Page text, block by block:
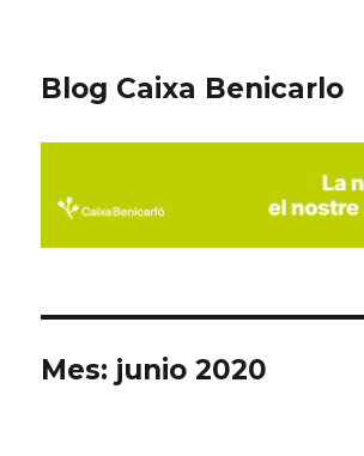
Blog Caixa Benicarlo
Mes: junio 2020